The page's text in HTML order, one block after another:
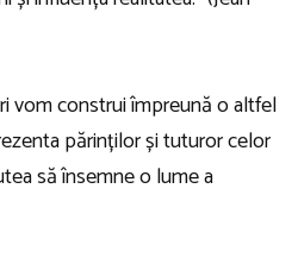
vom construi împreună o altfel
părinților și tuturor celor
să însemne o lume a